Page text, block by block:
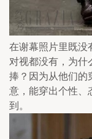
在谢幕照片里既没
对视都没有，为什
捧？因为从他们的
意，能穿出个性、
到。